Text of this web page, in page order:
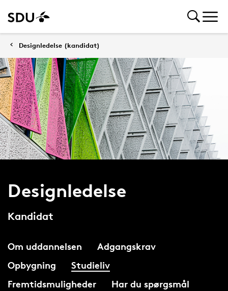
Designledelse (kandidat)
Designledelse
Kandidat
Om uddannelsen
Adgangskrav
Opbygning
Studieliv
Fremtidsmuligheder
Har du spørgsmål